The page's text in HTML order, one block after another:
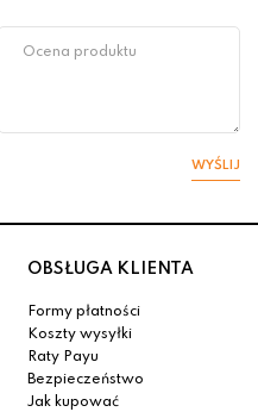
WYŚLIJ
OBSŁUGA KLIENTA
Formy płatności
Koszty wysyłki
Raty Payu
Bezpieczeństwo
Jak kupować